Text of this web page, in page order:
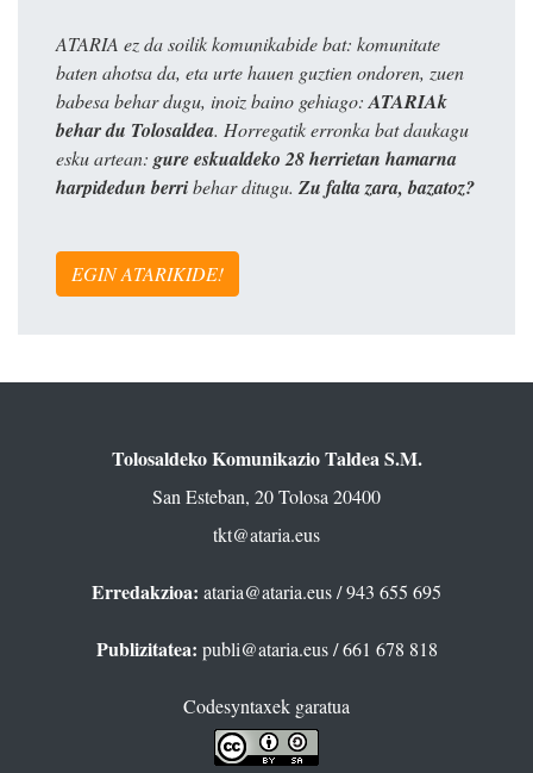
ATARIA ez da soilik komunikabide bat: komunitate
baten ahotsa da, eta urte hauen guztien ondoren, zuen
babesa behar dugu, inoiz baino gehiago: ATARIAk
behar du Tolosaldea. Horregatik erronka bat daukagu
esku artean: gure eskualdeko 28 herrietan hamarna
harpidedun berribehar ditugu. Zu falta zara, bazatoz?
EGIN ATARIKIDE!
Tolosaldeko Komunikazio Taldea S.M.
San Esteban, 20 Tolosa 20400
tkt@ataria.eus
Erredakzioa: ataria@ataria.eus/ 943 655 695
Publizitatea: publi@ataria.eus/ 661 678 818
Codesyntaxek garatua